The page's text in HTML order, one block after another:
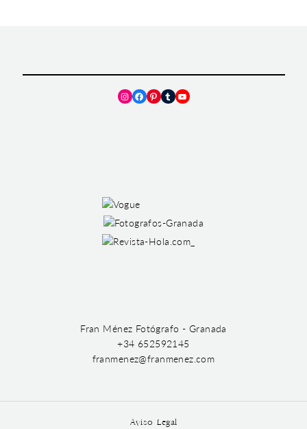
Instagram
Facebook
Pinterest
TumblrYouTube
Fran Ménez Fotógrafo - Granada
+34 652592145
franmenez@franmenez.com
Aviso Legal